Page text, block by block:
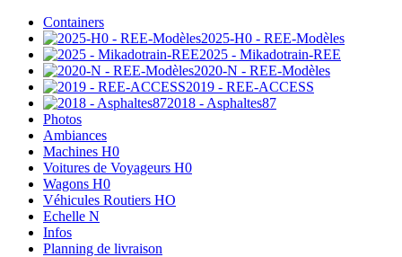
Containers
2025-H0 - REE-Modèles
2025 - Mikadotrain-REE
2020-N - REE-Modèles
2019 - REE-ACCESS
2018 - Asphaltes87
Photos
Ambiances
Machines H0
Voitures de Voyageurs H0
Wagons H0
Véhicules Routiers HO
Echelle N
Infos
Planning de livraison